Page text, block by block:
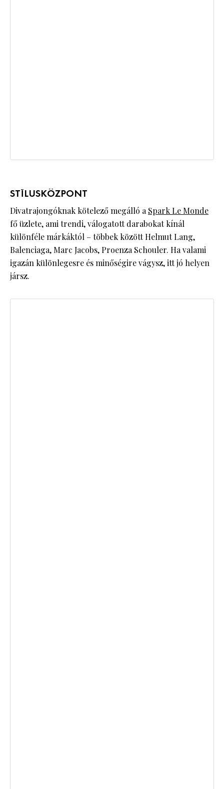
STÍLUSKÖZPONT
Divatrajongóknak kötelező megálló aSpark Le Monde
fő üzlete, ami trendi, válogatott darabokat kínál
különféle márkáktól – többek között Helmut Lang,
Balenciaga, Marc Jacobs, Proenza Schouler. Ha valami
igazán különlegesre és minőségire vágysz, itt jó helyen
jársz.